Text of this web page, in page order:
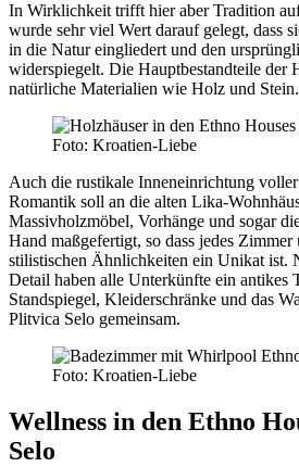
In Wirklichkeit trifft hier aber Tradition
wurde sehr viel Wert darauf gelegt, dass
in die Natur eingliedert und den
widerspiegelt. Die Hauptbestandteile der
natürliche Materialien wie Holz und Stein.
Foto: Kroatien-Liebe
Auch die rustikale Inneneinrichtung
Romantik soll an die alten Lika-
Massivholzmöbel, Vorhänge und sogar
Hand maßgefertigt, so dass jedes
stilistischen Ähnlichkeiten ein Unikat ist.
Detail haben alle Unterkünfte ein antikes
Standspiegel, Kleiderschränke und das
Plitvica Selo gemeinsam.
Foto: Kroatien-Liebe
Wellness in den Ethno
Selo